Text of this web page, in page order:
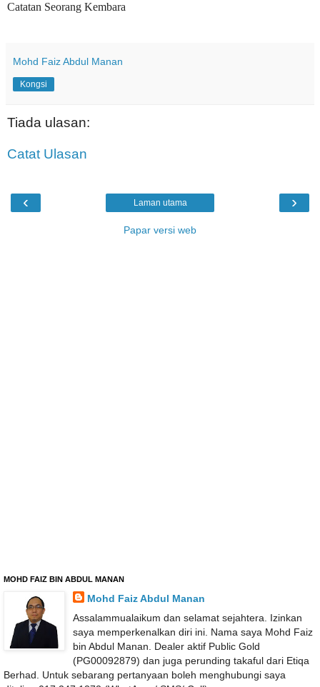
Catatan Seorang Kembara
Mohd Faiz Abdul Manan
Kongsi
Tiada ulasan:
Catat Ulasan
‹ ›
Laman utama
Papar versi web
MOHD FAIZ BIN ABDUL MANAN
Mohd Faiz Abdul Manan
Assalammualaikum dan selamat sejahtera. Izinkan
saya memperkenalkan diri ini. Nama saya Mohd Faiz
bin Abdul Manan. Dealer aktif Public Gold
(PG00092879) dan juga perunding takaful dari Etiqa
Berhad. Untuk sebarang pertanyaan boleh menghubungi saya